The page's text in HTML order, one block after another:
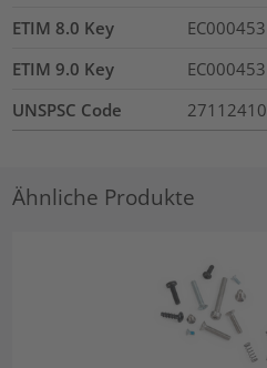
ETIM 8.0 Key
EC000453
ETIM 9.0 Key
EC000453
UNSPSC Code
27112410
Ähnliche Produkte